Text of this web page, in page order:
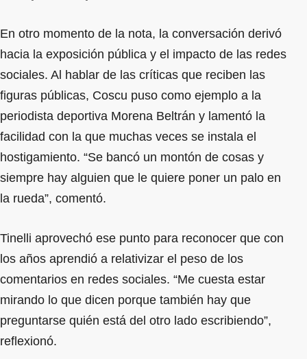
En otro momento de la nota, la conversación derivó
hacia la exposición pública y el impacto de las redes
sociales. Al hablar de las críticas que reciben las
figuras públicas, Coscu puso como ejemplo a la
periodista deportiva Morena Beltrán y lamentó la
facilidad con la que muchas veces se instala el
hostigamiento. “Se bancó un montón de cosas y
siempre hay alguien que le quiere poner un palo en
la rueda”, comentó.
Tinelli aprovechó ese punto para reconocer que con
los años aprendió a relativizar el peso de los
comentarios en redes sociales. “Me cuesta estar
mirando lo que dicen porque también hay que
preguntarse quién está del otro lado escribiendo”,
reflexionó.